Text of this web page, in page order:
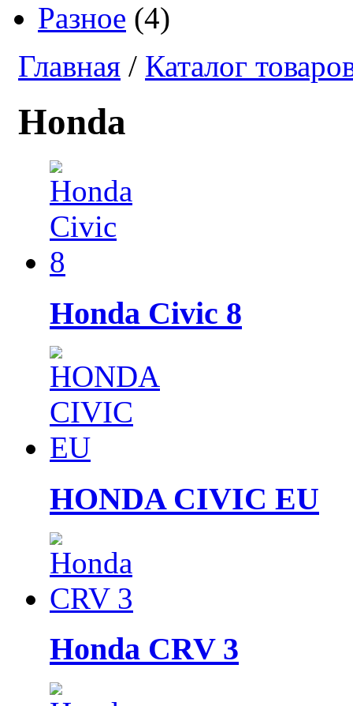
Разное (4)
Главная / Каталог
Honda
Honda Civic 8
HONDA CIVIC EU
Honda CRV 3